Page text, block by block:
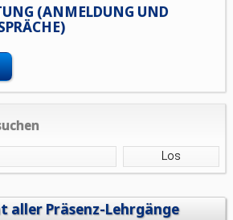
(ANMELDUNG UND
aller Präsenz-Lehrgänge